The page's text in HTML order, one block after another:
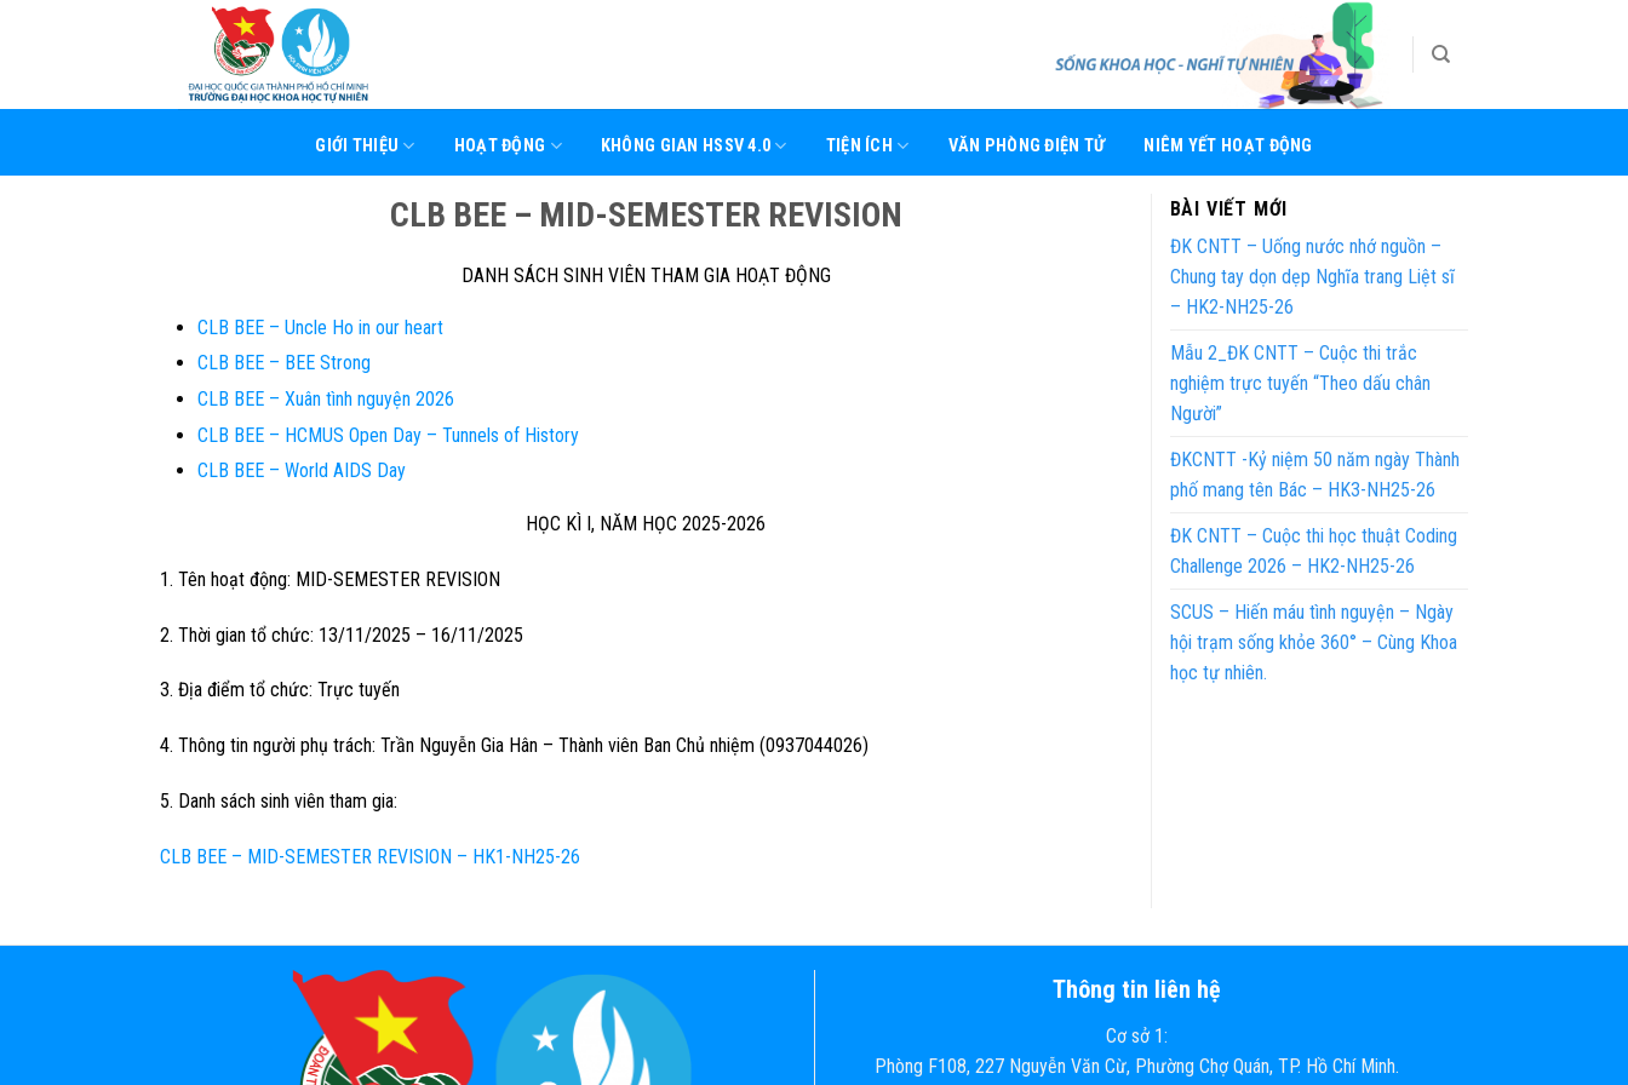
GIỚI THIỆU HOẠT ĐỘNG KHÔNG GIAN HSSV 4.0 TIỆN ÍCH VĂN PHÒNG ĐIỆN TỬ NIÊM YẾT HOẠT ĐỘNG
CLB BEE – MID-SEMESTER REVISION
DANH SÁCH SINH VIÊN THAM GIA HOẠT ĐỘNG
CLB BEE – Uncle Ho in our heart
CLB BEE – BEE Strong
CLB BEE – Xuân tình nguyện 2026
CLB BEE – HCMUS Open Day – Tunnels of History
CLB BEE – World AIDS Day
HỌC KÌ I, NĂM HỌC 2025-2026
1. Tên hoạt động: MID-SEMESTER REVISION
2. Thời gian tổ chức: 13/11/2025 – 16/11/2025
3. Địa điểm tổ chức: Trực tuyến
4. Thông tin người phụ trách: Trần Nguyễn Gia Hân – Thành viên Ban Chủ nhiệm (0937044026)
5. Danh sách sinh viên tham gia:
CLB BEE – MID-SEMESTER REVISION – HK1-NH25-26
BÀI VIẾT MỚI
ĐK CNTT – Uống nước nhớ nguồn –
Chung tay dọn dẹp Nghĩa trang Liệt sĩ
– HK2-NH25-26
Mẫu 2_ĐK CNTT – Cuộc thi trắc
nghiệm trực tuyến “Theo dấu chân
Người”
ĐKCNTT -Kỷ niệm 50 năm ngày Thành
phố mang tên Bác – HK3-NH25-26
ĐK CNTT – Cuộc thi học thuật Coding
Challenge 2026 – HK2-NH25-26
SCUS – Hiến máu tình nguyện – Ngày
hội trạm sống khỏe 360° – Cùng Khoa
học tự nhiên.
Thông tin liên hệ
Cơ sở 1:
Phòng F108, 227 Nguyễn Văn Cừ, Phường Chợ Quán, TP. Hồ Chí Minh.